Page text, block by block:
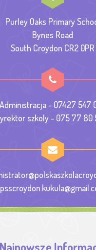
Purley Oaks Primary
Bynes Road
South Croydon CR2 0PR
Administracja - 07427 547
szkoly - 075 77 80
Najnowsze